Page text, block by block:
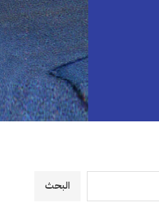
البحث